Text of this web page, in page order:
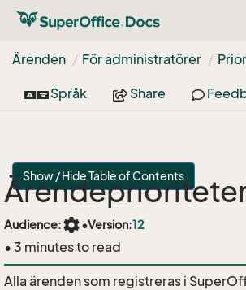
Ärenden
För administratörer
Språk Share
Show / Hide Table of Contents
Audience:settings•Version:12
• 3 minutes to read
Alla ärenden som registreras i